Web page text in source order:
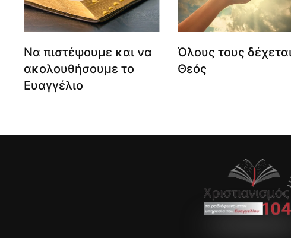
Να πιστέψουμε και να
ακολουθήσουμε το
Ευαγγέλιο
Όλους τους
Θεός